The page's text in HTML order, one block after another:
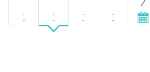
-
-
-
-
-
-
-
-